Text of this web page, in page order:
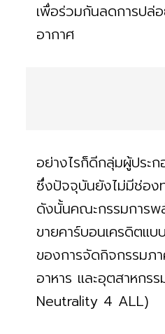
เพื่อร่วมกันลดการปล่
อากาศ
อย่างไรก็ดีกลุ่มผู้ประ
ซึ่งปัจจุบันยังไม่มีช่อง
ดังนั้นคณะกรรมการ
ขายคาร์บอนเครดิตแ
ของการจัดกิจกรรมภา
อาหาร และอุตสาหก
Neutrality 4 ALL)